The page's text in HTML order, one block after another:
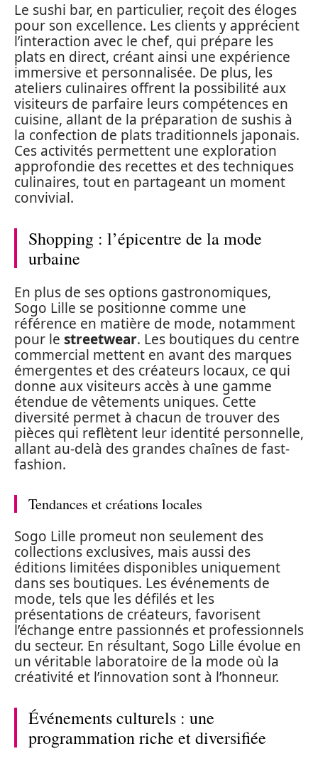
Le sushi bar, en particulier, reçoit des éloges
pour son excellence. Les clients y apprécient
l’interaction avec le chef, qui prépare les
plats en direct, créant ainsi une expérience
immersive et personnalisée. De plus, les
ateliers culinaires offrent la possibilité aux
visiteurs de parfaire leurs compétences en
cuisine, allant de la préparation de sushis à
la confection de plats traditionnels japonais.
Ces activités permettent une exploration
approfondie des recettes et des techniques
culinaires, tout en partageant un moment
convivial.
Shopping : l’épicentre de la mode
urbaine
En plus de ses options gastronomiques,
Sogo Lille se positionne comme une
référence en matière de mode, notamment
pour le streetwear. Les boutiques du centre
commercial mettent en avant des marques
émergentes et des créateurs locaux, ce qui
donne aux visiteurs accès à une gamme
étendue de vêtements uniques. Cette
diversité permet à chacun de trouver des
pièces qui reflètent leur identité personnelle,
allant au-delà des grandes chaînes de fast-
fashion.
Tendances et créations locales
Sogo Lille promeut non seulement des
collections exclusives, mais aussi des
éditions limitées disponibles uniquement
dans ses boutiques. Les événements de
mode, tels que les défilés et les
présentations de créateurs, favorisent
l’échange entre passionnés et professionnels
du secteur. En résultant, Sogo Lille évolue en
un véritable laboratoire de la mode où la
créativité et l’innovation sont à l’honneur.
Événements culturels : une
programmation riche et diversifiée